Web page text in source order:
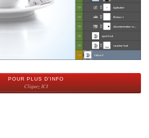
POUR PLUS D'INFO
Cliquez ICI